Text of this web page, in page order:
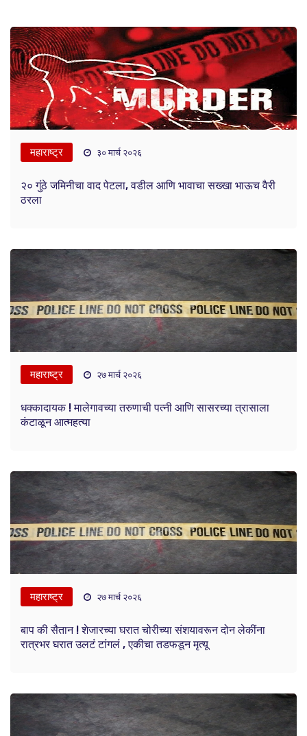
महाराष्ट्र ३० मार्च २०२६
२० गुंठे जमिनीचा वाद पेटला, वडील आणि भावाचा सख्खा भाऊच वैरी
ठरला
महाराष्ट्र २७ मार्च २०२६
धक्कादायक ! मालेगावच्या तरुणाची पत्नी आणि सासरच्या त्रासाला
कंटाळून आत्महत्या
महाराष्ट्र २७ मार्च २०२६
बाप की सैतान ! शेजारच्या घरात चोरीच्या संशयावरून दोन लेकींना
रात्रभर घरात उलटं टांगलं , एकीचा तडफडून मृत्यू